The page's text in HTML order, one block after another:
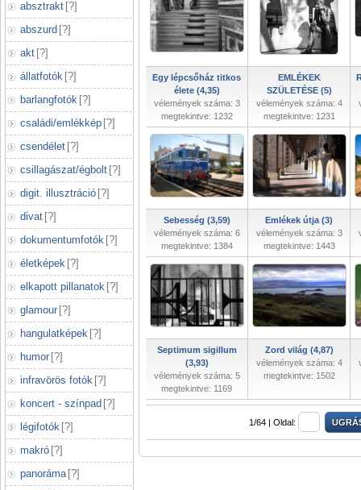
absztrakt [?]
abszurd [?]
akt [?]
állatfotók [?]
barlangfotók [?]
családi/emlékkép [?]
csendélet [?]
csillagászat/égbolt [?]
digit. illusztráció [?]
divat [?]
dokumentumfotók [?]
életképek [?]
elkapott pillanatok [?]
glamour [?]
hangulatképek [?]
humor [?]
infravörös fotók [?]
koncert - színpad [?]
légifotók [?]
makró [?]
panoráma [?]
Egy lépcsőház titkos
élete (4,35)
vélemények száma: 3
megtekintve: 1232
EMLÉKEK
SZÜLETÉSE (5)
vélemények száma: 4
megtekintve: 1231
Sebesség (3,59)
vélemények száma: 6
megtekintve: 1384
Emlékek útja (3)
vélemények száma: 3
megtekintve: 1443
Septimum sigillum
(3,93)
vélemények száma: 5
megtekintve: 1169
Zord világ (4,87)
vélemények száma: 4
megtekintve: 1502
1/64 | Oldal: